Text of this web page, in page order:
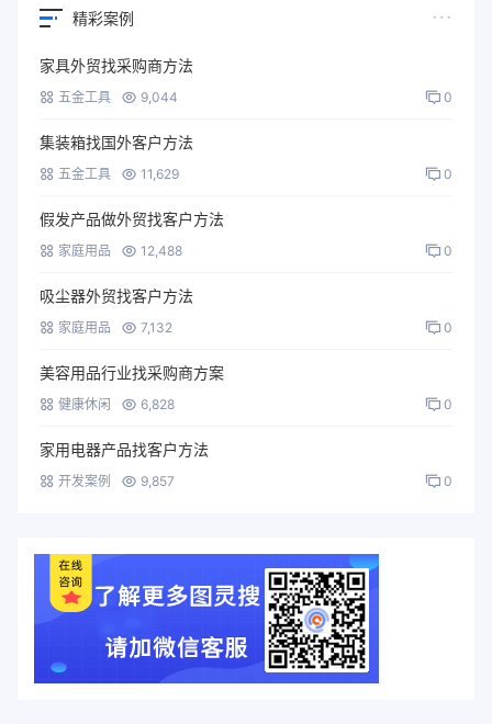
精彩案例
家具外贸找采购商方法
五金工具 9,044 0
集装箱找国外客户方法
五金工具 11,629 0
假发产品做外贸找客户方法
家庭用品 12,488 0
吸尘器外贸找客户方法
家庭用品 7,132 0
美容用品行业找采购商方案
健康休闲 6,828 0
家用电器产品找客户方法
开发案例 9,857 0